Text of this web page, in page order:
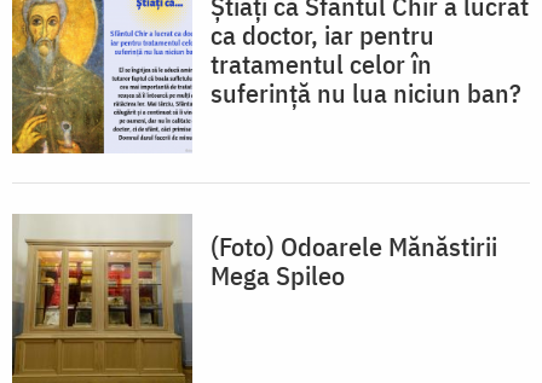
ca doctor, iar pentru
tratamentul celor în
suferință nu lua niciun ban?
(Foto) Odoarele Mănăstirii
Mega Spileo